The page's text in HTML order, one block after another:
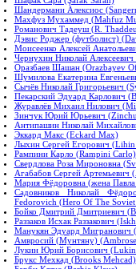
Шандермани Алексиос
Махфуз Мухаммед (Mahfuz
Романович Тадеуш (R.
Дэвис Роджер (футболист)
Моисеенко Алексей
Чернухин Николай
Оразбаев Шашан (Orazbayev
Шумилова Екатерина
Сычёв Николай Григорьевич
Пекарский Эдуард Карлович
Журавлёв Михаил Нилович
Зинчук Юрий Юрьевич
Антипашин Николай
Эккард Макс (Eckard Max)
Лыхин Сергей Егорович
Рампини Карло (Rampini Carlo)
Свердлова Роза Мироновна
Агабабов Сергей Артемьевич
Мария Фёдоровна (жена
Садовников Николай
Fedorovich (Hero Of The
Бойко Дмитрий Дмитриевич
Раззаков Исхак Раззакович
Манукян Эдуард Мигранович
Амвросий (Мунтяну)
Лукин Юрий Борисович
Брукс Мехкад (Brooks Mehcad)